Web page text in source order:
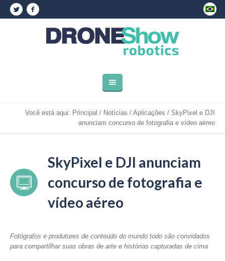
Você está aqui: Principal / Notícias / Aplicações / SkyPixel e DJI
anunciam concurso de fotografia e vídeo aéreo
SkyPixel e DJI anunciam
concurso de fotografia e
vídeo aéreo
Fotógrafos e produtores de conteúdo do mundo todo são convidados
para compartilhar suas obras de arte e histórias capturadas de cima